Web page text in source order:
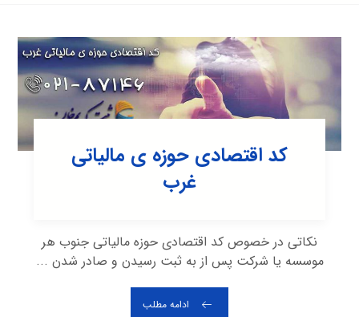
کد اقتصادی حوزه ی مالیاتی
غرب
نکاتی در خصوص کد اقتصادی حوزه مالیاتی جنوب هر
موسسه یا شرکت پس از به ثبت رسیدن و صادر شدن ...
ادامه مطلب